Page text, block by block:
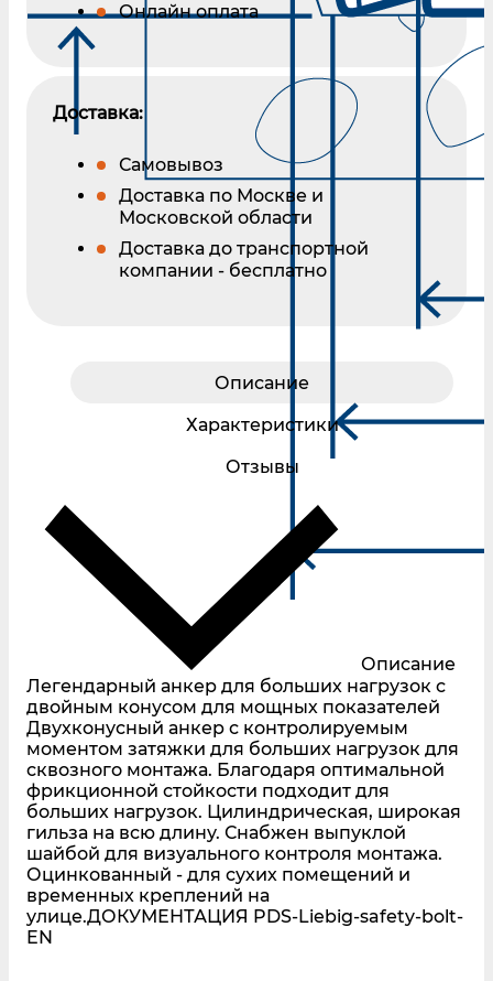
Онлайн оплата
Доставка:
Самовывоз
Доставка по Москве и
Московской области
Доставка до транспортной
компании - бесплатно
Описание
Характеристики
Отзывы
Описание
Легендарный анкер для больших нагрузок с
двойным конусом для мощных показателей
Двухконусный анкер с контролируемым
моментом затяжки для больших нагрузок для
сквозного монтажа. Благодаря оптимальной
фрикционной стойкости подходит для
больших нагрузок. Цилиндрическая, широкая
гильза на всю длину. Снабжен выпуклой
шайбой для визуального контроля монтажа.
Оцинкованный - для сухих помещений и
временных креплений на
улице.ДОКУМЕНТАЦИЯ PDS-Liebig-safety-bolt-
EN